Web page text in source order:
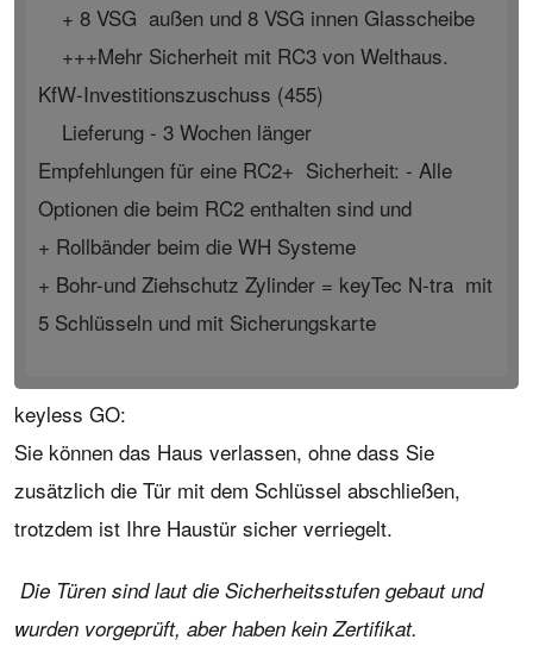
+ 8 VSG außen und 8 VSG innen Glasscheibe
+++Mehr Sicherheit mit RC3 von Welthaus.
KfW-Investitionszuschuss (455)
Lieferung - 3 Wochen länger
Empfehlungen für eine RC2+ Sicherheit: - Alle
Optionen die beim RC2 enthalten sind und
+ Rollbänder beim die WH Systeme
+ Bohr-und Ziehschutz Zylinder = keyTec N-tra mit
5 Schlüsseln und mit Sicherungskarte
keyless GO:
Sie können das Haus verlassen, ohne dass Sie
zusätzlich die Tür mit dem Schlüssel abschließen,
trotzdem ist Ihre Haustür sicher verriegelt.
Die Türen sind laut die Sicherheitsstufen gebaut und
wurden vorgeprüft, aber haben kein Zertifikat.